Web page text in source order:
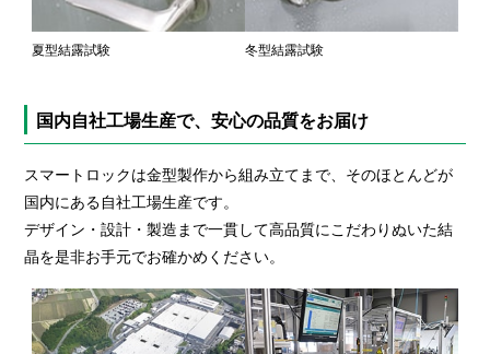
夏型結露試験 冬型結露試験
国内自社工場生産で、安心の品質をお届け
スマートロックは金型製作から組み立てまで、そのほとんどが
国内にある自社工場生産です。
デザイン・設計・製造まで一貫して高品質にこだわりぬいた結
晶を是非お手元でお確かめください。